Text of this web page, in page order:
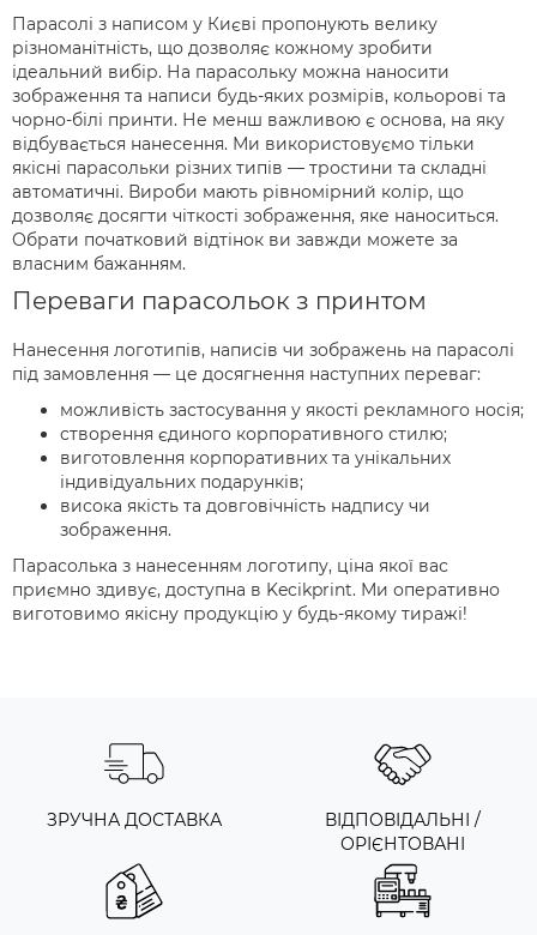
Парасолі з написом у Києві пропонують велику
різноманітність, що дозволяє кожному зробити
ідеальний вибір. На парасольку можна наносити
зображення та написи будь-яких розмірів, кольорові та
чорно-білі принти. Не менш важливою є основа, на яку
відбувається нанесення. Ми використовуємо тільки
якісні парасольки різних типів — тростини та складні
автоматичні. Вироби мають рівномірний колір, що
дозволяє досягти чіткості зображення, яке наноситься.
Обрати початковий відтінок ви завжди можете за
власним бажанням.
Переваги парасольок з принтом
Нанесення логотипів, написів чи зображень на парасолі
під замовлення — це досягнення наступних переваг:
можливість застосування у якості рекламного носія;
створення єдиного корпоративного стилю;
виготовлення корпоративних та унікальних
індивідуальних подарунків;
висока якість та довговічність надпису чи
зображення.
Парасолька з нанесенням логотипу, ціна якої вас
приємно здивує, доступна в Kecikprint. Ми оперативно
виготовимо якісну продукцію у будь-якому тиражі!
ЗРУЧНА ДОСТАВКА
ВІДПОВІДАЛЬНІ /
ОРІЄНТОВАНІ